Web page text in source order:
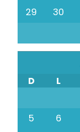
29
30
D L
5
6